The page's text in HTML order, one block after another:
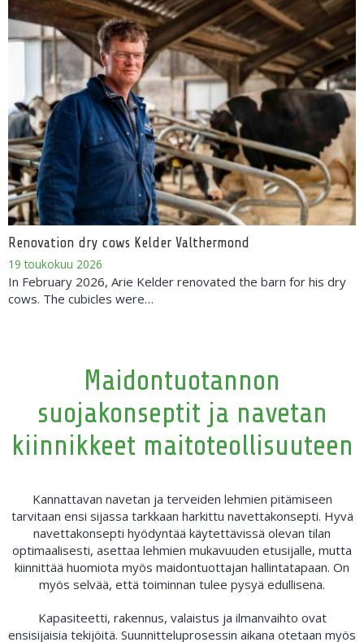
Renovation dry cows Kelder Valthermond
19 toukokuu 2026
In February 2026, Arie Kelder renovated the barn for his dry
cows. The cubicles were…
Maidontuotannon
suojakonseptit ja navetan
kiinnikkeet maitoteollisuuteen
Kannattavan navetan ja terveiden lehmien pitämiseen
tarvitaan ensi sijassa tarkkaan harkittu navettakonsepti. Hyvä
navettakonsepti hyödyntää käytettävissä olevan tilan
optimaalisesti, asettaa lehmien mukavuuden etusijalle, mutta
kiinnittää huomiota myös maidontuottajan hallintatapaan. On
myös selvää, että toiminnan tulee pysyä edullisena.
Kapasiteetti, rakennus, valaistus ja ilmanvaihto ovat
ensisijaisia tekijöitä. Suunnitteluprosessin aikana otetaan myös